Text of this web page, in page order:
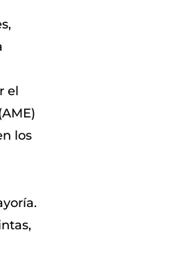
el
los